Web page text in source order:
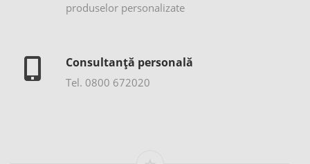
produselor personalizate
Consultanță personală
Tel. 0800 672020